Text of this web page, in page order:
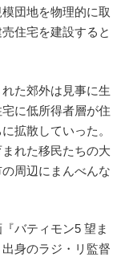
団地を物理的に取
住宅を建設すると
た郊外は見事に生
に低所得者層が住
拡散していった。
れた移民たちの大
周辺にまんべんな
バティモン5 望ま
身のラジ・リ監督